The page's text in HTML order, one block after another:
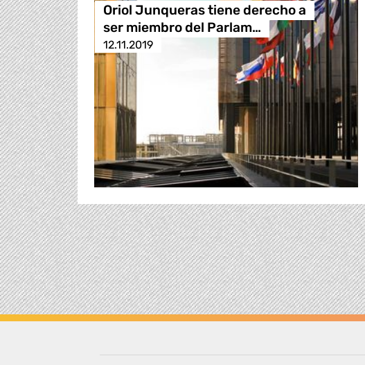
Oriol Junqueras tiene derecho a
ser miembro del Parlam…
12.11.2019